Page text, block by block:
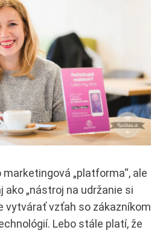
„platforma“, ale
„nástroj na udržanie si
vytvárať vzťah so zákazníkom
Lebo stále platí, že